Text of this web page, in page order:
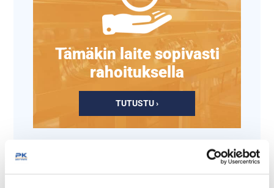
Tämäkin laite sopivasti
rahoituksella
TUTUSTU ›